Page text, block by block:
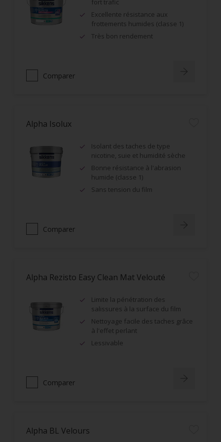
fort trafic
Excellente résistance aux
frottements humides (classe 1)
Très bon rendement
Comparer
Alpha Isolux
Isolant des taches de type
nicotine, suie et humidité sèche
Bonne résistance à l'abrasion
humide (classe 1)
Sans tension du film
Comparer
Alpha Rezisto Easy Clean Mat Velouté
Limite la pénétration des
salissures à la surface du film
Nettoyage facile des taches grâce
à l'effet perlant
Lessivable
Comparer
Alpha BL Velours